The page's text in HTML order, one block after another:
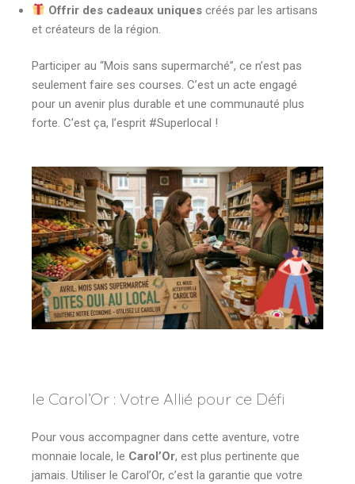
Offrir des cadeaux uniques créés par les artisans
et créateurs de la région.
Participer au “Mois sans supermarché”, ce n’est pas
seulement faire ses courses. C’est un acte engagé
pour un avenir plus durable et une communauté plus
forte. C’est ça, l’esprit #Superlocal !
le Carol’Or : Votre Allié pour ce Défi
Pour vous accompagner dans cette aventure, votre
monnaie locale, le Carol’Or, est plus pertinente que
jamais. Utiliser le Carol’Or, c’est la garantie que votre